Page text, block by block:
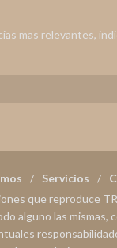
mas relevantes,
Servicios
que reproduce
alguno las mismas,